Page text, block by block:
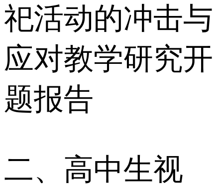
祀活动的冲击与
应对教学研究开
题报告
二、高中生视